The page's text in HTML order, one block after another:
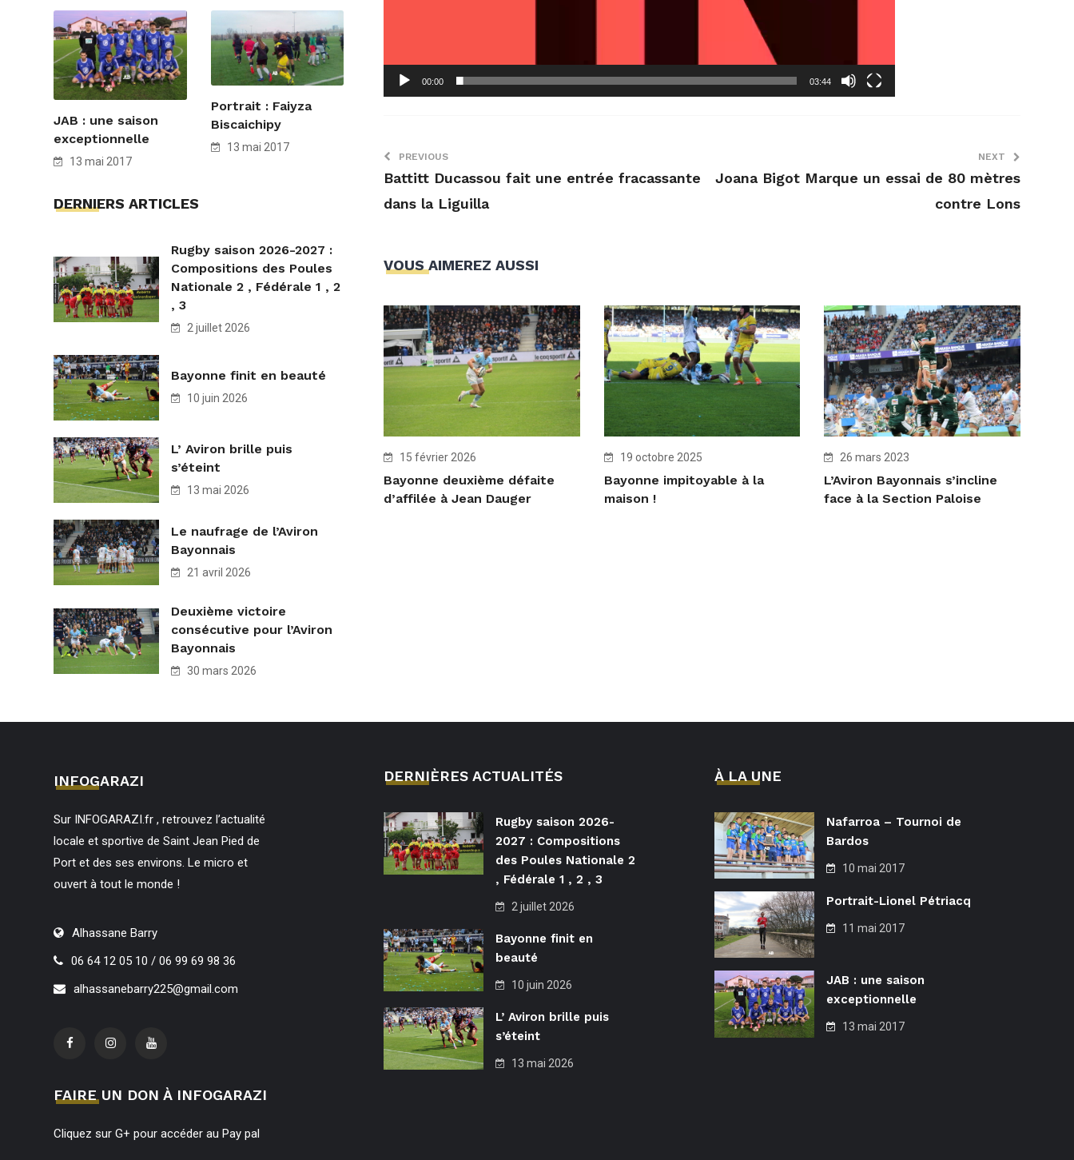
00:00 03:44
PREVIOUS
Battitt Ducassou fait une entrée fracassante
dans la Liguilla
NEXT
Joana Bigot Marque un essai de 80 mètres
contre Lons
VOUS AIMEREZ AUSSI
15 février 2026
Bayonne deuxième défaite
d’affilée à Jean Dauger
19 octobre 2025
Bayonne impitoyable à la
maison !
26 mars 2023
L’Aviron Bayonnais s’incline
face à la Section Paloise
JAB : une saison
exceptionnelle
13 mai 2017
Portrait : Faiyza
Biscaichipy
13 mai 2017
DERNIERS ARTICLES
Rugby saison 2026-2027 :
Compositions des Poules
Nationale 2 , Fédérale 1 , 2
, 3
2 juillet 2026
Bayonne finit en beauté
10 juin 2026
L’ Aviron brille puis
s’éteint
13 mai 2026
Le naufrage de l’Aviron
Bayonnais
21 avril 2026
Deuxième victoire
consécutive pour l’Aviron
Bayonnais
30 mars 2026
INFOGARAZI
Sur INFOGARAZI.fr , retrouvez l’actualité
locale et sportive de Saint Jean Pied de
Port et des ses environs. Le micro et
ouvert à tout le monde !
Alhassane Barry
06 64 12 05 10 / 06 99 69 98 36
alhassanebarry225@gmail.com
FAIRE UN DON À INFOGARAZI
Cliquez sur G+ pour accéder au Pay pal
DERNIÈRES ACTUALITÉS
Rugby saison 2026-
2027 : Compositions
des Poules Nationale 2
, Fédérale 1 , 2 , 3
2 juillet 2026
Bayonne finit en
beauté
10 juin 2026
L’ Aviron brille puis
s’éteint
13 mai 2026
À LA UNE
Nafarroa – Tournoi de
Bardos
10 mai 2017
Portrait-Lionel Pétriacq
11 mai 2017
JAB : une saison
exceptionnelle
13 mai 2017